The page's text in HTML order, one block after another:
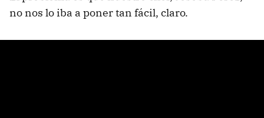
no nos lo iba a poner tan fácil, claro.